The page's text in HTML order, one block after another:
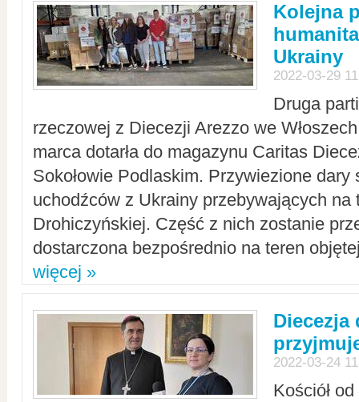
Kolejna
Ukrainy
2022-03-29
Druga
rzeczowej z Diecezji Arezzo we
marca dotarła do magazynu Caritas
Sokołowie Podlaskim. Przywiezione dary
uchodźców z Ukrainy przebywających na
Drohiczyńskiej. Część z nich zostanie
dostarczona bezpośrednio na teren
więcej »
Diecezja
2022-03-24
Kościół